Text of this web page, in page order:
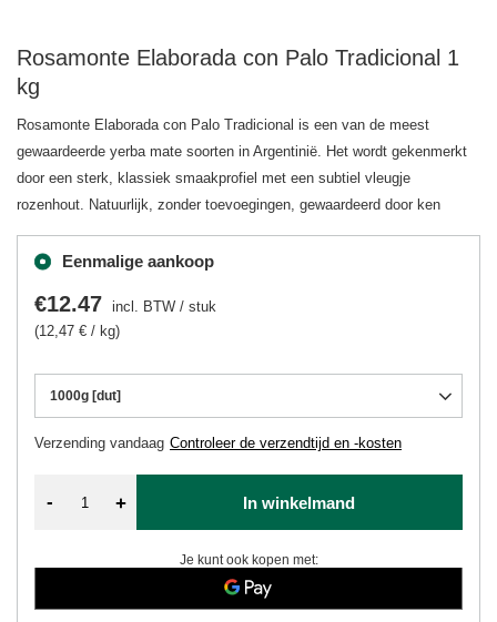
Rosamonte Elaborada con Palo Tradicional 1
kg
Rosamonte Elaborada con Palo Tradicional is een van de meest
gewaardeerde yerba mate soorten in Argentinië. Het wordt gekenmerkt
door een sterk, klassiek smaakprofiel met een subtiel vleugje
rozenhout. Natuurlijk, zonder toevoegingen, gewaardeerd door ken
Eenmalige aankoop
1000g [dut]
Verzending vandaag Controleer de verzendtijd en -kosten
€12.47 incl. BTW / stuk
(12,47 € / kg)
- + In winkelmand
Je kunt ook kopen met: